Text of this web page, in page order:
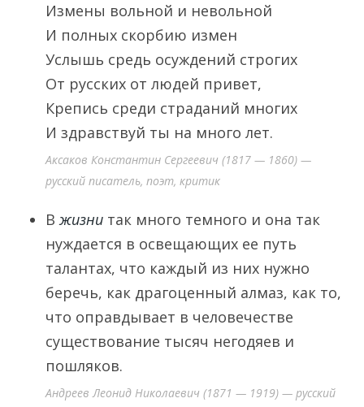
Измены вольной и невольной
И полных скорбию измен
Услышь средь осуждений строгих
От русских от людей привет,
Крепись среди страданий многих
И здравствуй ты на много лет.
Аксаков Константин Сергеевич (1817 — 1860) —
русский писатель, поэт, критик
Вжизни так много темного и она так
нуждается в освещающих ее путь
талантах, что каждый из них нужно
беречь, как драгоценный алмаз, как то,
что оправдывает в человечестве
существование тысяч негодяев и
пошляков.
Андреев Леонид Николаевич (1871 — 1919) — русский